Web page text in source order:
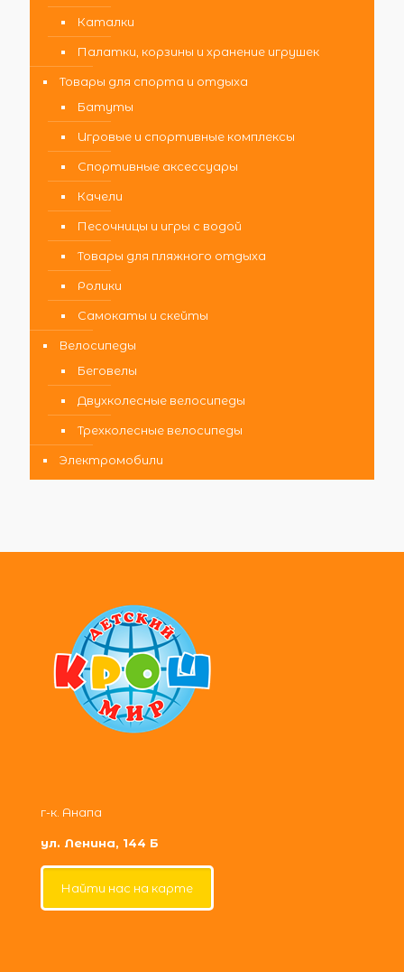
Каталки
Палатки, корзины и хранение игрушек
Товары для спорта и отдыха
Батуты
Игровые и спортивные комплексы
Спортивные аксессуары
Качели
Песочницы и игры с водой
Товары для пляжного отдыха
Ролики
Самокаты и скейты
Велосипеды
Беговелы
Двухколесные велосипеды
Трехколесные велосипеды
Электромобили
г-к. Анапа
ул. Ленина, 144 Б
Найти нас на карте